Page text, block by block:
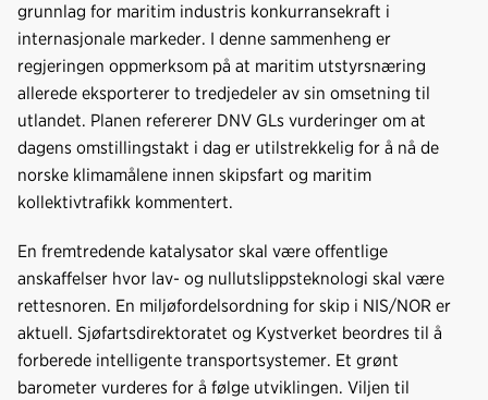
grunnlag for maritim industris konkurransekraft i
internasjonale markeder. I denne sammenheng er
regjeringen oppmerksom på at maritim utstyrsnæring
allerede eksporterer to tredjedeler av sin omsetning til
utlandet. Planen refererer DNV GLs vurderinger om at
dagens omstillingstakt i dag er utilstrekkelig for å nå de
norske klimamålene innen skipsfart og maritim
kollektivtrafikk kommentert.
En fremtredende katalysator skal være offentlige
anskaffelser hvor lav- og nullutslippsteknologi skal være
rettesnoren. En miljøfordelsordning for skip i NIS/NOR er
aktuell. Sjøfartsdirektoratet og Kystverket beordres til å
forberede intelligente transportsystemer. Et grønt
barometer vurderes for å følge utviklingen. Viljen til